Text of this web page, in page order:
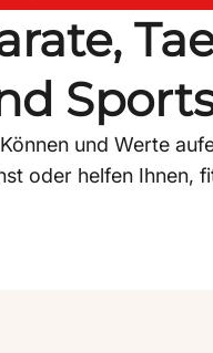
und Werte
oder helfen Ihnen,